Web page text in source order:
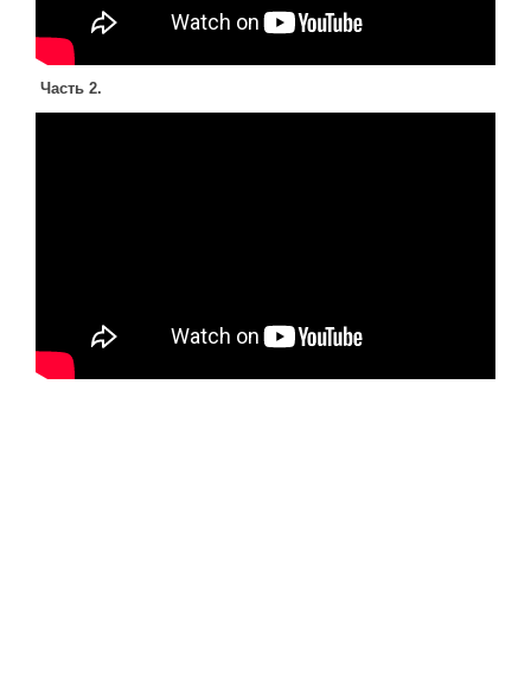
Новое время
Крестовые походы
Античность
Средние века
Часть 2.